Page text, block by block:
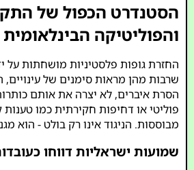
הסטנדרט הכפול של
והפוליטיקה הבינלאומית
החזרת גופות פלסטיניות מושחתות על
שרבות מהן מראות סימנים של עינויים,
הסרת איברים, לא יצרה את אותם
פוליטי או דחיפות חקירתית כמו
מבוססות. הניגוד אינו רק בולט - הוא
שמועות ישראליות דווחו